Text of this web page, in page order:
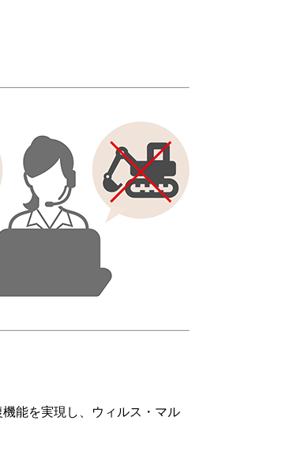
能を実現し、ウィルス・マル